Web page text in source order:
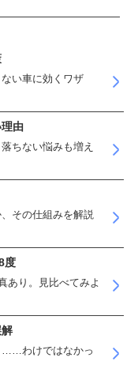
い車に効くワザ
由
ちない悩みも増え
その仕組みを解説
度
あり。見比べてみよ
……わけではなかっ